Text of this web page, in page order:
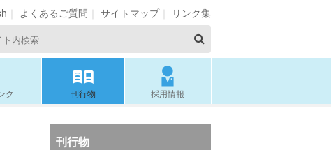
よくあるご質問 サイトマップ リンク集
ク 刊行物
採用情報
刊行物